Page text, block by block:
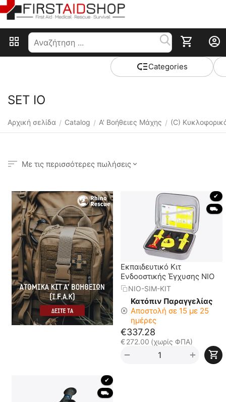
Сategories
SET IO
Αρχική σελίδα / Catalog / Α' Βοήθειες Μάχης / (C)
Με τις περισσότερες πωλήσεις
✔
⛟
Εκπαιδευτικό Κιτ
Ενδοοστικής Έγχυσης NIO
NIO-SIM-KIT
Κατόπιν Παραγγελίας
Αποστολή σε 15 με 25
ημέρες
€337.28
€272.00 (χωρίς ΦΠΑ)
+
−
✔
⛟